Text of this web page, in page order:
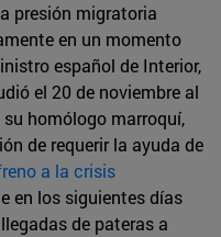
presión migratoria
en un momento
español de Interior,
el 20 de noviembre al
homólogo marroquí,
de requerir la ayuda de
a la crisis
en los siguientes días
de pateras a